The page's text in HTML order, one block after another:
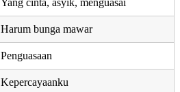
Harum bunga mawar
Penguasaan
Kepercayaanku